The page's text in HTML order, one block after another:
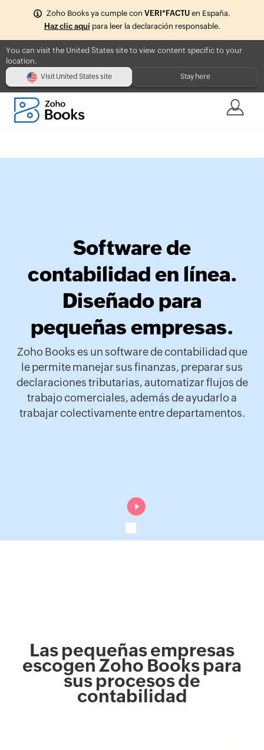
Zoho Books ya cumple con VERI*FACTU en España.
Haz clic aquí para leer la declaración responsable.
You can visit the United States site to view content specific to your
location.
Visit United States site Stay here
Software de
contabilidad en línea.
Diseñado para
pequeñas empresas.
Zoho Books es un software de contabilidad que
le permite manejar sus finanzas, preparar sus
declaraciones tributarias, automatizar flujos de
trabajo comerciales, además de ayudarlo a
trabajar colectivamente entre departamentos.
Las pequeñas empresas
escogen Zoho Books para
sus procesos de
contabilidad